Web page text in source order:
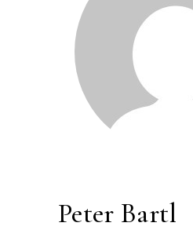
Peter Bartl